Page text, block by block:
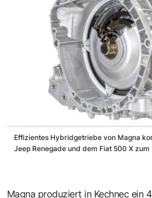
Effizientes Hybridgetriebe von Magna
Jeep Renegade und dem Fiat 500 X zum
Magna produziert in Kechnec ein